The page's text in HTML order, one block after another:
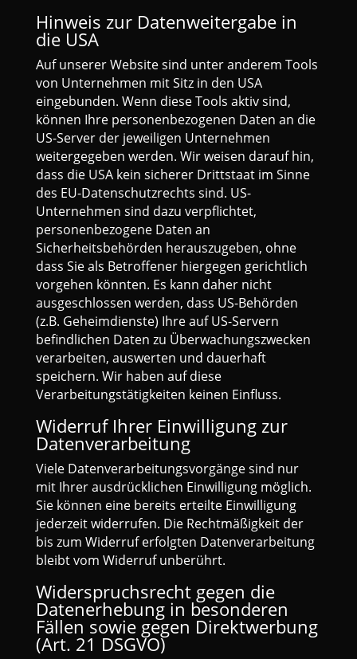
Hinweis zur Datenweitergabe in
die USA
Auf unserer Website sind unter anderem Tools
von Unternehmen mit Sitz in den USA
eingebunden. Wenn diese Tools aktiv sind,
können Ihre personenbezogenen Daten an die
US-Server der jeweiligen Unternehmen
weitergegeben werden. Wir weisen darauf hin,
dass die USA kein sicherer Drittstaat im Sinne
des EU-Datenschutzrechts sind. US-
Unternehmen sind dazu verpflichtet,
personenbezogene Daten an
Sicherheitsbehörden herauszugeben, ohne
dass Sie als Betroffener hiergegen gerichtlich
vorgehen könnten. Es kann daher nicht
ausgeschlossen werden, dass US-Behörden
(z.B. Geheimdienste) Ihre auf US-Servern
befindlichen Daten zu Überwachungszwecken
verarbeiten, auswerten und dauerhaft
speichern. Wir haben auf diese
Verarbeitungstätigkeiten keinen Einfluss.
Widerruf Ihrer Einwilligung zur
Datenverarbeitung
Viele Datenverarbeitungsvorgänge sind nur
mit Ihrer ausdrücklichen Einwilligung möglich.
Sie können eine bereits erteilte Einwilligung
jederzeit widerrufen. Die Rechtmäßigkeit der
bis zum Widerruf erfolgten Datenverarbeitung
bleibt vom Widerruf unberührt.
Widerspruchsrecht gegen die
Datenerhebung in besonderen
Fällen sowie gegen Direktwerbung
(Art. 21 DSGVO)